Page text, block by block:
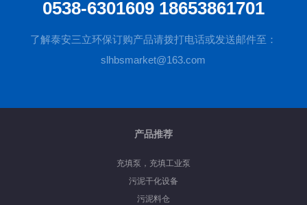
0538-6301609 18653861701
了解泰安三立环保订购产品请拨打电话或发送邮件至：
slhbsmarket@163.com
产品推荐
充填泵，充填工业泵
污泥干化设备
污泥料仓